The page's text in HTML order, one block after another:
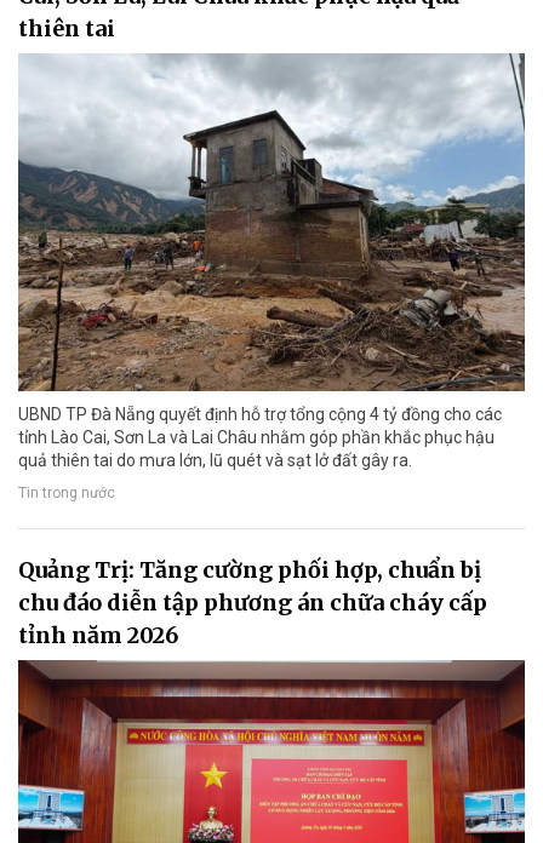
thiên tai
UBND TP Đà Nẵng quyết định hỗ trợ tổng cộng 4 tỷ đồng cho các
tỉnh Lào Cai, Sơn La và Lai Châu nhằm góp phần khắc phục hậu
quả thiên tai do mưa lớn, lũ quét và sạt lở đất gây ra.
Tin trong nước
Quảng Trị: Tăng cường phối hợp, chuẩn bị
chu đáo diễn tập phương án chữa cháy cấp
tỉnh năm 2026